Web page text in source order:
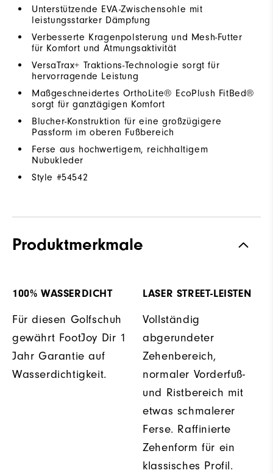
Unterstützende EVA-Zwischensohle mit
leistungsstarker Dämpfung
Verbesserte Kragenpolsterung und Mesh-Futter
für Komfort und Atmungsaktivität
VersaTrax+ Traktions-Technologie sorgt für
hervorragende Leistung
Maßgeschneidertes OrthoLite® EcoPlush FitBed®
sorgt für ganztägigen Komfort
Blucher-Konstruktion für eine großzügigere
Passform im oberen Fußbereich
Ferse aus hochwertigem, reichhaltigem
Nubukleder
Style #54542
Produktmerkmale
100% WASSERDICHT
Für diesen Golfschuh
gewährt FootJoy Dir 1
Jahr Garantie auf
Wasserdichtigkeit.
LASER STREET-LEISTEN
Vollständig
abgerundeter
Zehenbereich,
normaler Vorderfuß-
und Ristbereich mit
etwas schmalerer
Ferse. Raffinierte
Zehenform für ein
klassisches Profil.